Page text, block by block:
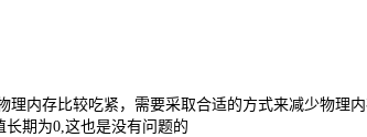
理内存比较吃紧，需要采取合适的方式来减少物理
长期为0,这也是没有问题的